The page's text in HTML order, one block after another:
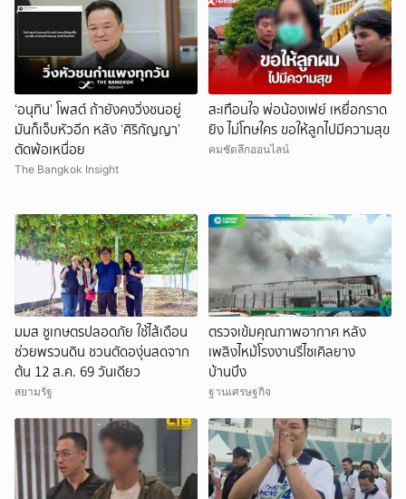
‘อนุทิน’ โพสต์ ถ้ายังคงวิ่งชนอยู่
มันก็เจ็บหัวอีก หลัง ‘ศิริกัญญา’
ตัดพ้อเหนื่อย
The Bangkok Insight
สะเทือนใจ พ่อน้องเฟย์ เหยื่อกราด
ยิง ไม่โทษใคร ขอให้ลูกไปมีความสุข
คมชัดลึกออนไลน์
มมส ชูเกษตรปลอดภัย ใช้ไส้เดือน
ช่วยพรวนดิน ชวนตัดองุ่นสดจาก
ต้น 12 ส.ค. 69 วันเดียว
สยามรัฐ
ตรวจเข้มคุณภาพอากาศ หลัง
เพลิงไหม้โรงงานรีไซเคิลยาง
บ้านบึง
ฐานเศรษฐกิจ